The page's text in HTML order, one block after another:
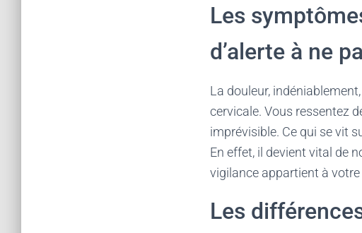
Les
d’alerte à ne
La douleur,
cervicale. Vous ressentez
imprévisible. Ce qui se vit
En effet, il devient vital de
vigilance appartient à votre
Les